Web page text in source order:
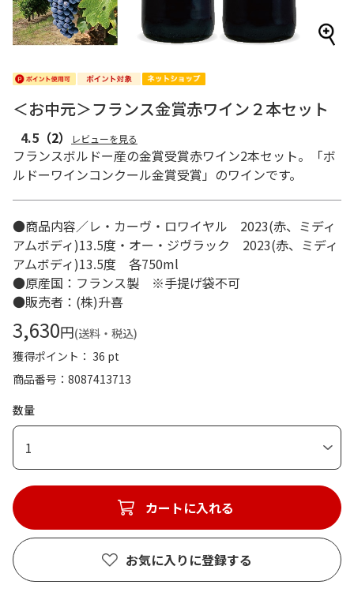
＜お中元＞フランス金賞赤ワイン２本セット
4.5 （2） レビューを見る
フランスボルドー産の金賞受賞赤ワイン2本セット。「ボ
ルドーワインコンクール金賞受賞」のワインです。
●商品内容／レ・カーヴ・ロワイヤル 2023(赤、ミディ
アムボディ)13.5度・オー・ジヴラック 2023(赤、ミディ
アムボディ)13.5度 各750ml
●原産国：フランス製 ※手提げ袋不可
●販売者：(株)升喜
3,630円(送料・税込)
獲得ポイント： 36 pt
商品番号
8087413713
数量
1
カートに入れる
お気に入りに登録する